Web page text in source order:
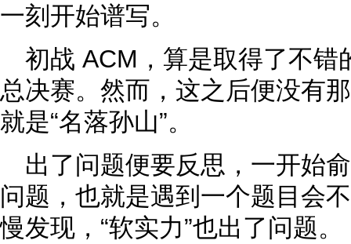
一刻开始谱写。
初战 ACM，算是取得了不错
总决赛。然而，这之后便没有
就是“名落孙山”。
出了问题便要反思，一开始
问题，也就是遇到一个题目会
慢发现，“软实力”也出了问题。